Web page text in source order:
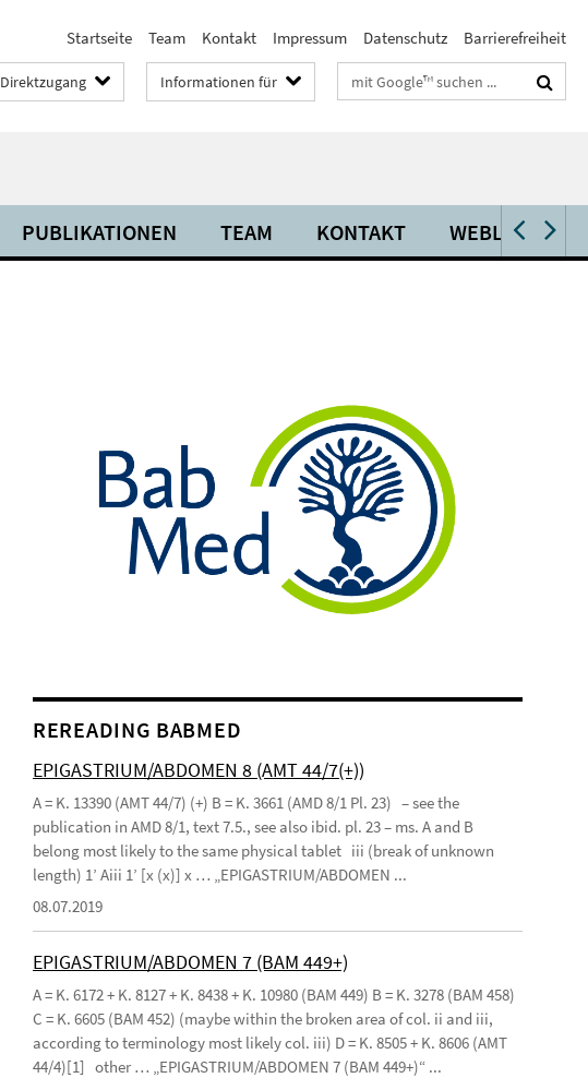
Startseite Team Kontakt Impressum Datenschutz Barrierefreiheit
Direktzugang Informationen für Suchbegriffe
PUBLIKATIONEN TEAM KONTAKT WEBLINKS
REREADING BABMED
EPIGASTRIUM/ABDOMEN 8 (AMT 44/7(+))
A = K. 13390 (AMT 44/7) (+) B = K. 3661 (AMD 8/1 Pl. 23) – see the
publication in AMD 8/1, text 7.5., see also ibid. pl. 23 – ms. A and B
belong most likely to the same physical tablet iii (break of unknown
length) 1’ Aiii 1’ [x (x)] x … „EPIGASTRIUM/ABDOMEN ...
08.07.2019
EPIGASTRIUM/ABDOMEN 7 (BAM 449+)
A = K. 6172 + K. 8127 + K. 8438 + K. 10980 (BAM 449) B = K. 3278 (BAM 458)
C = K. 6605 (BAM 452) (maybe within the broken area of col. ii and iii,
according to terminology most likely col. iii) D = K. 8505 + K. 8606 (AMT
44/4)[1] other … „EPIGASTRIUM/ABDOMEN 7 (BAM 449+)“ ...